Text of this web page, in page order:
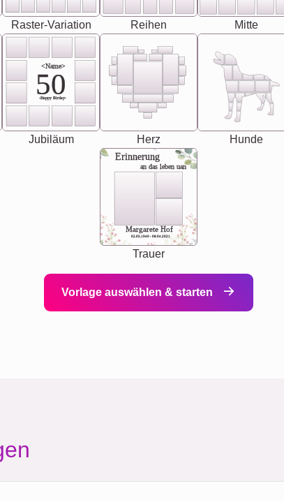
Raster-Variation Reihen Mitte
<Name>
50
-Happy Birday-
Jubiläum Herz Hunde
Erinnerung
an das leben uan
Margarete Hof
02.05.1940 - 08.04.2021
Trauer
Vorlage auswählen & starten